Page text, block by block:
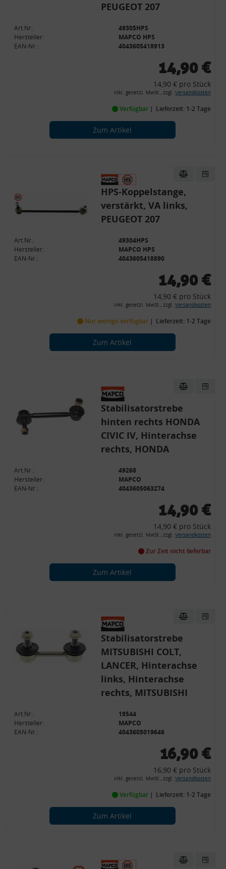
PEUGEOT 207
Art.Nr.:
49305HPS
Hersteller:
MAPCO HPS
EAN-Nr.:
4043605418913
14,90 €
14,90 € pro Stück
inkl. gesetzl. MwSt., zzgl. Versandkosten
Verfügbar Lieferzeit: 1-2 Tage
Zum Artikel
HPS-Koppelstange,
verstärkt, VA links,
PEUGEOT 207
Art.Nr.:
49304HPS
Hersteller:
MAPCO HPS
EAN-Nr.:
4043605418890
14,90 €
14,90 € pro Stück
inkl. gesetzl. MwSt., zzgl. Versandkosten
Nur wenige verfügbar Lieferzeit: 1-2 Tage
Zum Artikel
Stabilisatorstrebe
hinten rechts HONDA
CIVIC IV, Hinterachse
rechts, HONDA
Art.Nr.:
49268
Hersteller:
MAPCO
EAN-Nr.:
4043605063274
14,90 €
14,90 € pro Stück
inkl. gesetzl. MwSt., zzgl. Versandkosten
Zur Zeit nicht lieferbar
Zum Artikel
Stabilisatorstrebe
MITSUBISHI COLT,
LANCER, Hinterachse
links, Hinterachse
rechts, MITSUBISHI
Art.Nr.:
19544
Hersteller:
MAPCO
EAN-Nr.:
4043605019646
16,90 €
16,90 € pro Stück
inkl. gesetzl. MwSt., zzgl. Versandkosten
Verfügbar Lieferzeit: 1-2 Tage
Zum Artikel